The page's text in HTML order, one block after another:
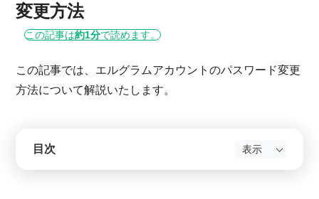
変更方法
この記事は約1分で読めます。
この記事では、エルグラムアカウントのパスワード変更
方法について解説いたします。
目次